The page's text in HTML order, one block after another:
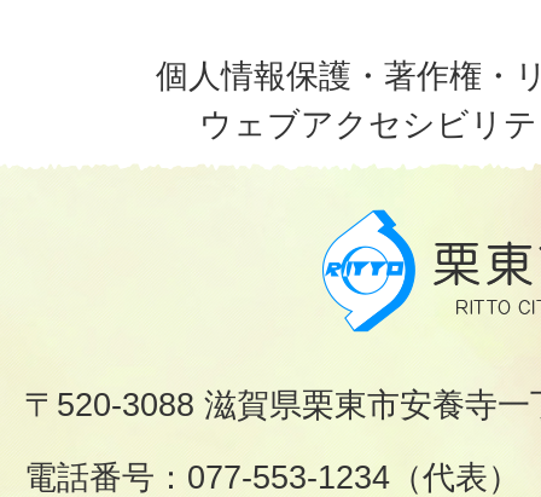
個人情報保護・著作権・
ウェブアクセシビリ
〒520-3088 滋賀県栗東市安養寺
電話番号：077-553-1234（代表）